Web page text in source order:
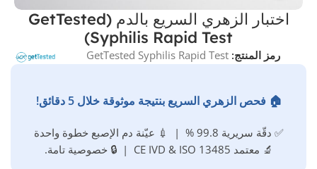
اختبار الزهري السريع بالدم (GetTested
Syphilis Rapid Test)
رمز المنتج: GetTested Syphilis Rapid Test
🏠 فحص الزهري السريع بنتيجة موثوقة خلال 5 دقائق!
✅ دقّة سريرية 99.8 % | 💉 عيّنة دم الإصبع خطوة واحدة
🔬 معتمد CE IVD & ISO 13485 | 🔒 خصوصية تامة.